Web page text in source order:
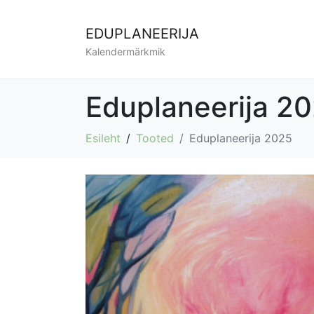
EDUPLANEERIJA
Kalendermärkmik
Eduplaneerija
Esileht Tooted Eduplaneerija 2025